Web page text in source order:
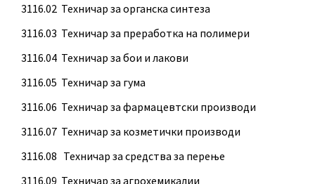
3116.02 Техничар за органска синтеза
3116.03 Техничар за преработка на полимери
3116.04 Техничар за бои и лакови
3116.05 Техничар за гума
3116.06 Техничар за фармацевтски производи
3116.07 Техничар за козметички производи
3116.08 Техничар за средства за перење
3116.09 Техничар за агрохемикалии